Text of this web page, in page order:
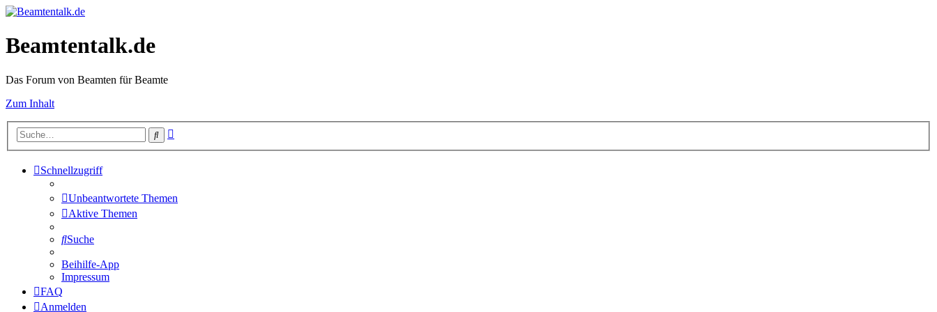
Beamtentalk.de
Das Forum von Beamten für Beamte
Zum Inhalt
Suche
Schnellzugriff
Unbeantwortete Themen
Aktive Themen
Suche
Beihilfe-App
Impressum
FAQ
Anmelden